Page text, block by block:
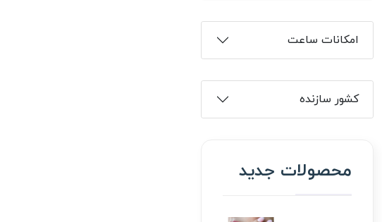
امکانات ساعت
کشور سازنده
محصولات جدید